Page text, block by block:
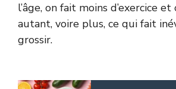
l’âge, on fait moins d’exercice
autant, voire plus, ce qui fait
grossir.